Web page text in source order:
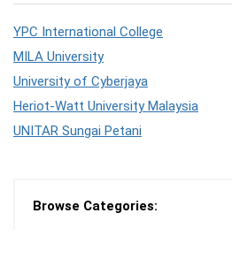
YPC International College
MILA University
University of Cyberjaya
Heriot-Watt University Malaysia
UNITAR Sungai Petani
Browse Categories: